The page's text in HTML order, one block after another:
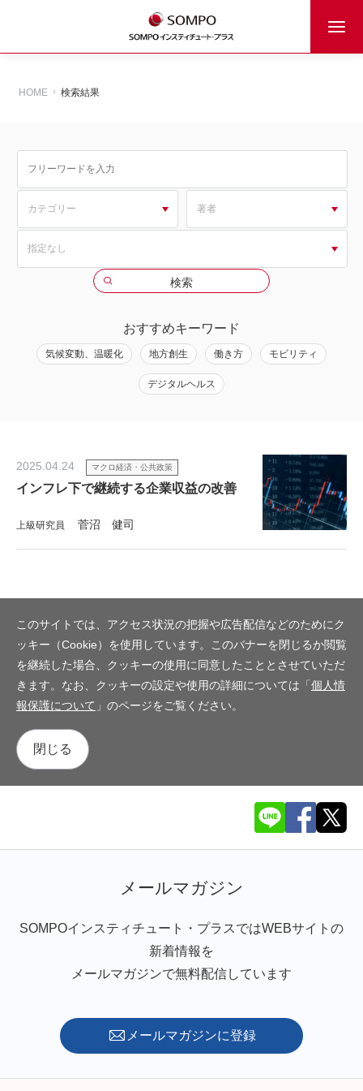
HOME 検索結果
おすすめキーワード
気候変動、温暖化 地方創生 働き方 モビリティ
デジタルヘルス
2025.04.24 マクロ経済・公共政策
インフレ下で継続する企業収益の改善
上級研究員 菅沼 健司
このサイトでは、アクセス状況の把握や広告配信などのためにク
ッキー（Cookie）を使用しています。このバナーを閉じるか閲覧
を継続した場合、クッキーの使用に同意したこととさせていただ
きます。なお、クッキーの設定や使用の詳細については「個人情
報保護について 」のページをご覧ください。
閉じる
メールマガジン
SOMPOインスティチュート・プラスではWEBサイトの
新着情報を
メールマガジンで無料配信しています
メールマガジンに登録